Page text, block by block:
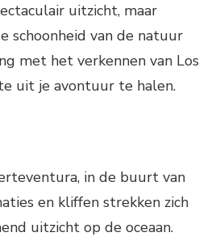
uitzicht, maar
schoonheid van de natuur
met het verkennen van Los
uit je avontuur te halen.
in de buurt van
en kliffen strekken zich
uitzicht op de oceaan.